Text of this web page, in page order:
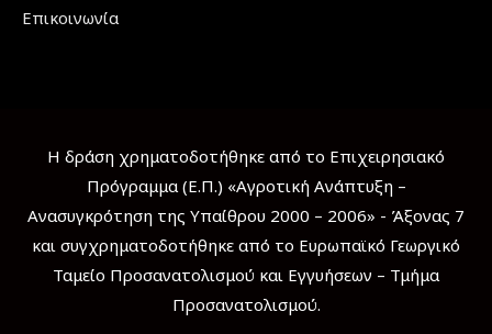
Επικοινωνία
Η δράση χρηματοδοτήθηκε από το Επιχειρησιακό
Πρόγραμμα (Ε.Π.) «Αγροτική Ανάπτυξη –
Ανασυγκρότηση της Υπαίθρου 2000 – 2006» - Άξονας 7
και συγχρηματοδοτήθηκε από το Ευρωπαϊκό Γεωργικό
Ταμείο Προσανατολισμού και Εγγυήσεων – Τμήμα
Προσανατολισμού.